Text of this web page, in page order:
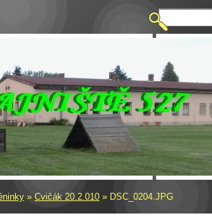
» Cvičák 20.2.010 » DSC_0204.JPG